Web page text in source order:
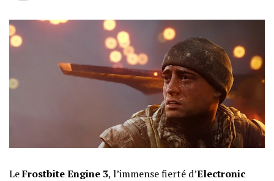
LeFrostbite Engine 3, l’immense fierté d’Electronic